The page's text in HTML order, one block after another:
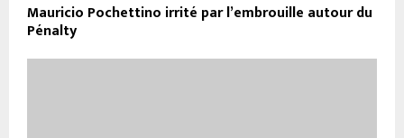
Mauricio Pochettino irrité par l’embrouille autour du
Pénalty